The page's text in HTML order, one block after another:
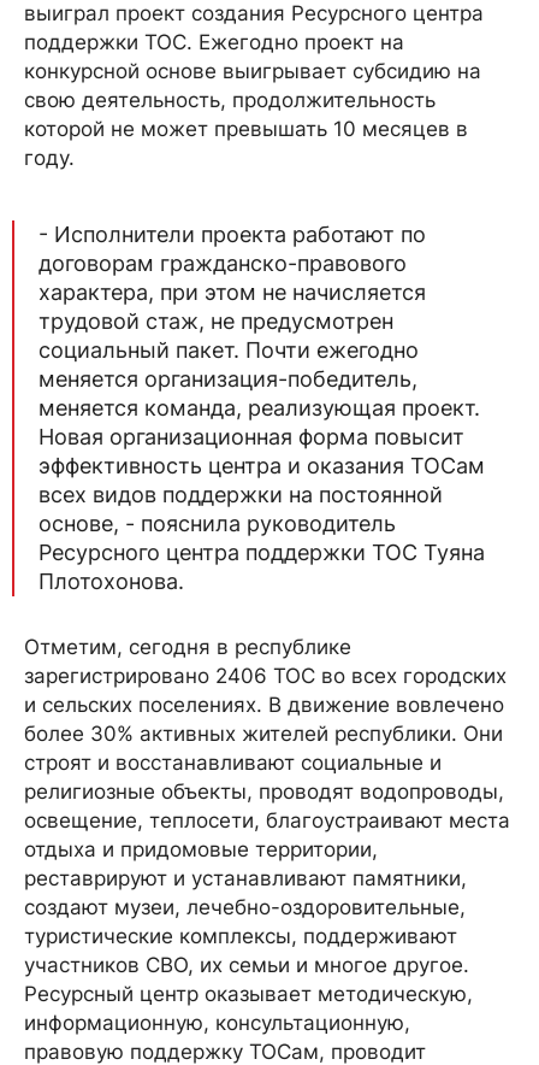
выиграл проект создания Ресурсного центра
поддержки ТОС. Ежегодно проект на
конкурсной основе выигрывает субсидию на
свою деятельность, продолжительность
которой не может превышать 10 месяцев в
году.
- Исполнители проекта работают по
договорам гражданско-правового
характера, при этом не начисляется
трудовой стаж, не предусмотрен
социальный пакет. Почти ежегодно
меняется организация-победитель,
меняется команда, реализующая проект.
Новая организационная форма повысит
эффективность центра и оказания ТОСам
всех видов поддержки на постоянной
основе, - пояснила руководитель
Ресурсного центра поддержки ТОС Туяна
Плотохонова.
Отметим, сегодня в республике
зарегистрировано 2406 ТОС во всех городских
и сельских поселениях. В движение вовлечено
более 30% активных жителей республики. Они
строят и восстанавливают социальные и
религиозные объекты, проводят водопроводы,
освещение, теплосети, благоустраивают места
отдыха и придомовые территории,
реставрируют и устанавливают памятники,
создают музеи, лечебно-оздоровительные,
туристические комплексы, поддерживают
участников СВО, их семьи и многое другое.
Ресурсный центр оказывает методическую,
информационную, консультационную,
правовую поддержку ТОСам, проводит